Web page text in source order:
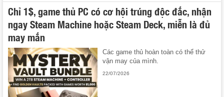
Chỉ 1$, game thủ PC có cơ hội trúng độc đắc, nhận
ngay Steam Machine hoặc Steam Deck, miễn là đủ
may mắn
Các game thủ hoàn toàn có thể thử
vận may của mình.
22/07/2026